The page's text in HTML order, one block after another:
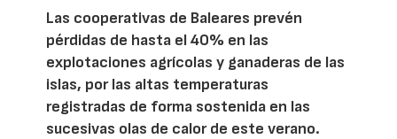
Las cooperativas de Baleares prevén
pérdidas de hasta el 40% en las
explotaciones agrícolas y ganaderas de las
islas, por las altas temperaturas
registradas de forma sostenida en las
sucesivas olas de calor de este verano.